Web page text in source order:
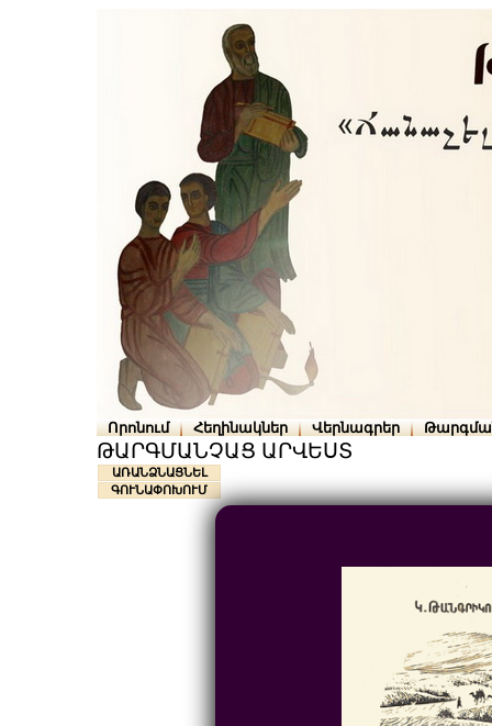
Որոնում Հեղինակներ Վերնագրեր
ԹԱՐԳՄԱՆՉԱՑ ԱՐՎԵՍՏ
ԱՌԱՆՁՆԱՑՆԵԼ
ԳՈՒՆԱՓՈԽՈՒՄ